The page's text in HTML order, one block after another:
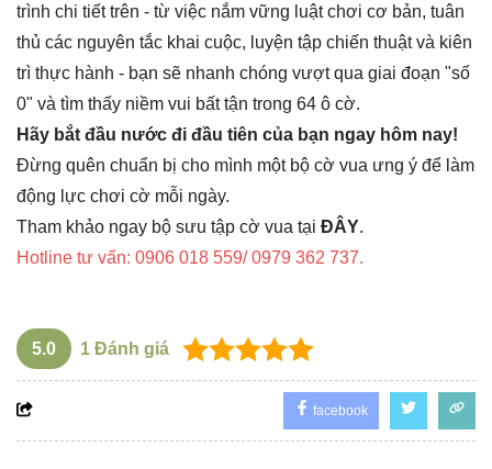
trình chi tiết trên - từ việc nắm vững luật chơi cơ bản, tuân
thủ các nguyên tắc khai cuộc, luyện tập chiến thuật và kiên
trì thực hành - bạn sẽ nhanh chóng vượt qua giai đoạn "số
0" và tìm thấy niềm vui bất tận trong 64 ô cờ.
Hãy bắt đầu nước đi đầu tiên của bạn ngay hôm nay!
Đừng quên chuẩn bị cho mình một bộ cờ vua ưng ý để làm
động lực chơi cờ mỗi ngày.
Tham khảo ngay bộ sưu tập cờ vua tại ĐÂY.
Hotline tư vấn: 0906 018 559/ 0979 362 737.
5.0 1 Đánh giá
facebook